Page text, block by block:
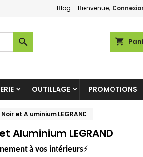
Bienvenue,
Blog
shopping_cart

OUTILLAGE PROMOTIONS
et Aluminium LEGRAND
Aluminium LEGRAND
à vos intérieurs⚡
liste d'envies
liste
Connexion